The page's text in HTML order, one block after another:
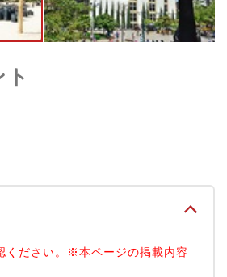
ください。※本ページの掲載内容